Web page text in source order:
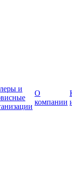
и
О
компании